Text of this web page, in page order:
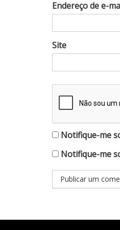
Endereço de e-
Site
Notifique-me
Notifique-me